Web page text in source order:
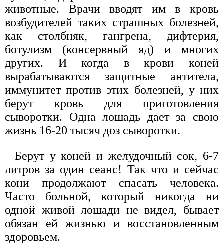
животные. Врачи вводят им в кровь
возбудителей таких страшных болезней,
как столбняк, гангрена, дифтерия,
ботулизм (консервный яд) и многих
других. И когда в крови коней
вырабатываются защитные антитела,
иммунитет против этих болезней, у них
берут кровь для приготовления
сыворотки. Одна лошадь дает за свою
жизнь 16-20 тысяч доз сыворотки.
Берут у коней и желудочный сок, 6-7
литров за один сеанс! Так что и сейчас
кони продолжают спасать человека.
Часто больной, который никогда ни
одной живой лошади не видел, бывает
обязан ей жизнью и восстановленным
здоровьем.